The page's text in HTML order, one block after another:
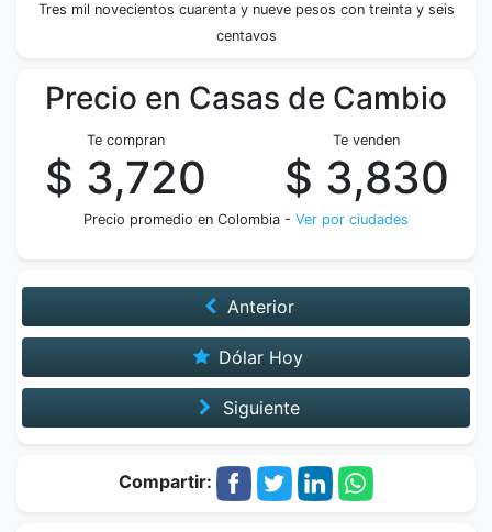
Tres mil novecientos cuarenta y nueve pesos con treinta y seis
centavos
Precio en Casas de Cambio
Te compran
$ 3,720
Te venden
$ 3,830
Precio promedio en Colombia - Ver por ciudades
Anterior
Dólar Hoy
Siguiente
Compartir: